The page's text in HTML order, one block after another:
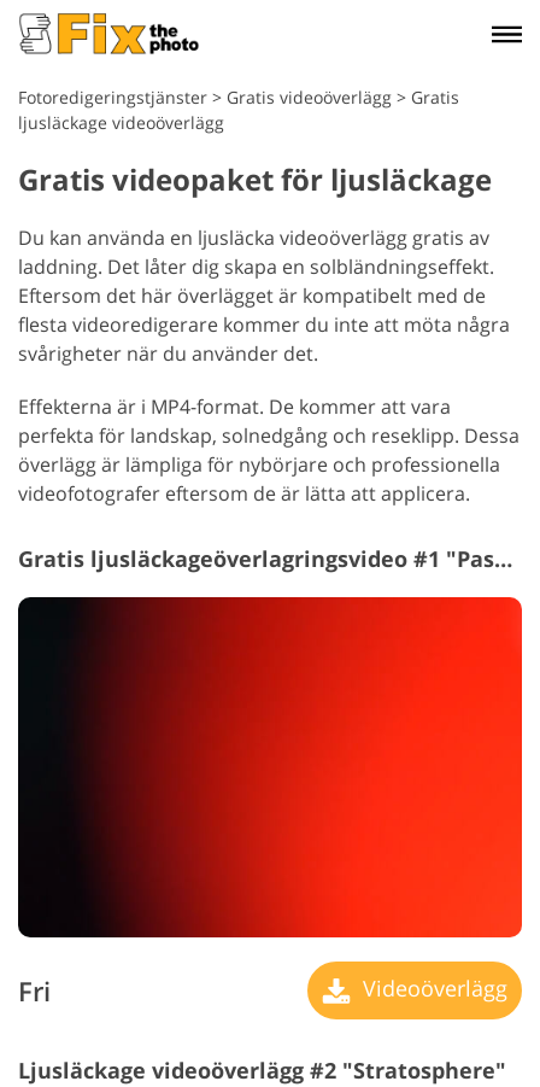
Fotoredigeringstjänster > Gratis videoöverlägg > Gratis
ljusläckage videoöverlägg
Gratis videopaket för ljusläckage
Du kan använda en ljusläcka videoöverlägg gratis av
laddning. Det låter dig skapa en solbländningseffekt.
Eftersom det här överlägget är kompatibelt med de
flesta videoredigerare kommer du inte att möta några
svårigheter när du använder det.
Effekterna är i MP4-format. De kommer att vara
perfekta för landskap, solnedgång och reseklipp. Dessa
överlägg är lämpliga för nybörjare och professionella
videofotografer eftersom de är lätta att applicera.
Gratis ljusläckageöverlagringsvideo #1 "Passion"
Fri Videoöverlägg
Ljusläckage videoöverlägg #2 "Stratosphere"